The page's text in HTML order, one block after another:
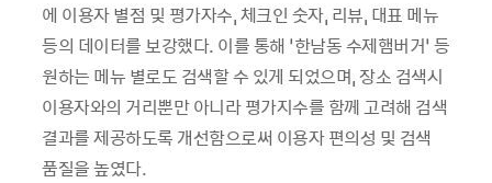
에 이용자 별점 및 평가자수, 체크인 숫자, 리뷰, 대표 메뉴
등의 데이터를 보강했다. 이를 통해 ‘한남동 수제햄버거’ 등
원하는 메뉴 별로도 검색할 수 있게 되었으며, 장소 검색시
이용자와의 거리뿐만 아니라 평가지수를 함께 고려해 검색
결과를 제공하도록 개선함으로써 이용자 편의성 및 검색
품질을 높였다.